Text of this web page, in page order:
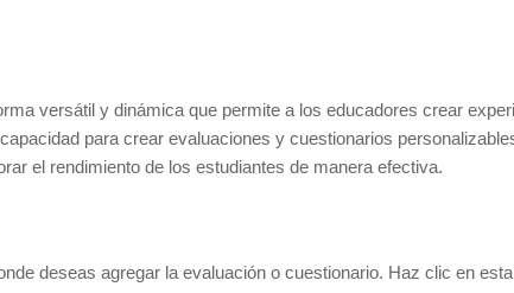
versátil y dinámica que permite a los educadores crear
para crear evaluaciones y cuestionarios
el rendimiento de los estudiantes de manera efectiva.
deseas agregar la evaluación o cuestionario. Haz clic en